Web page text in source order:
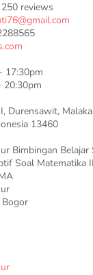
250reviews
17:30pm
20:30pm
Durensawit,
13460
Bimbingan Belajar
Soal Matematika